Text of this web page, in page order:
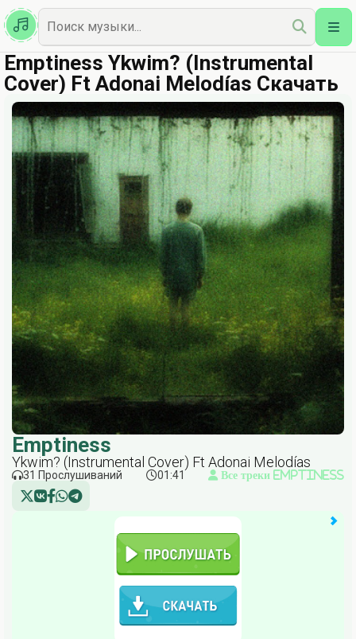
Казахская
Наш Топ
Emptiness Ykwim? (Instrumental
Cover) Ft Adonai Melodías Скачать
Emptiness
Ykwim? (Instrumental Cover) Ft Adonai Melodías
31 Прослушиваний 01:41 Все треки Emptiness